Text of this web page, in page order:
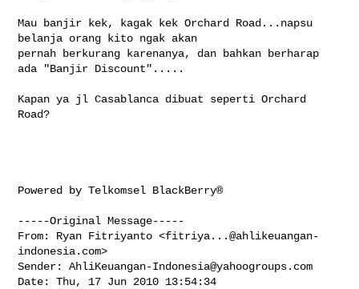
Mau banjir kek, kagak kek Orchard Road...napsu
belanja orang kito ngak akan
pernah berkurang karenanya, dan bahkan berharap
ada "Banjir Discount".....
Kapan ya jl Casablanca dibuat seperti Orchard
Road?
Powered by Telkomsel BlackBerry®
-----Original Message-----
From: Ryan Fitriyanto <fitriya...@ahlikeuangan-
indonesia.com>
Sender: AhliKeuangan-Indonesia@yahoogroups.com
Date: Thu, 17 Jun 2010 13:54:34